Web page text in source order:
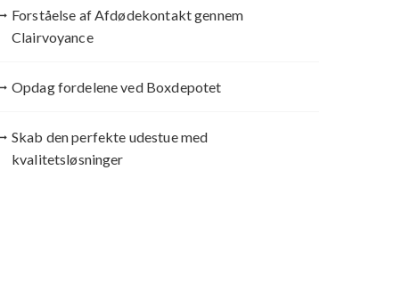
Forståelse af Afdødekontakt gennem
Clairvoyance
Opdag fordelene ved Boxdepotet
Skab den perfekte udestue med
kvalitetsløsninger